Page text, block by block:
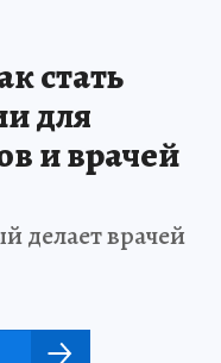
стать
для
и врачей
делает врачей